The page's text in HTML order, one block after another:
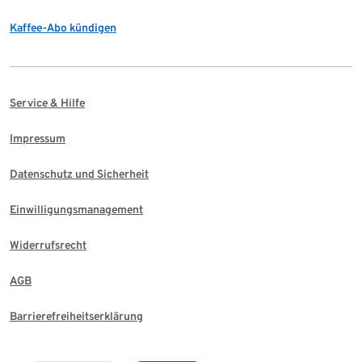
Kaffee-Abo kündigen
Service & Hilfe
Impressum
Datenschutz und Sicherheit
Einwilligungsmanagement
Widerrufsrecht
AGB
Barrierefreiheitserklärung